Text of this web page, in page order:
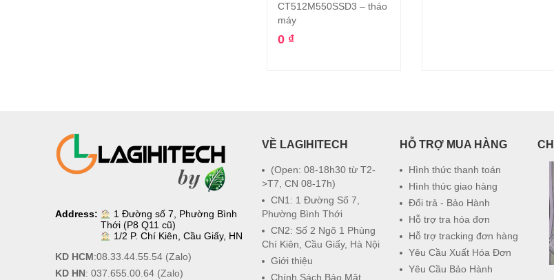
CT512M550SSD3 – tháo
máy
0 ₫
Address:
1 Đường số 7, Phường Bình
Thới (P8 Q11 cũ)
1/2 P. Chí Kiên, Cầu Giấy, HN
KD HCM:08.33.44.55.54(Zalo)
KD HN: 037.655.00.64(Zalo)
VỀ LAGIHITECH
(Open: 08-18h30 từ T2-
>T7, CN 08-17h)
CN1: 1 Đường Số 7,
Phường Bình Thới
CN2: Số 2 Ngõ 1 Phùng
Chí Kiên, Cầu Giấy, Hà Nội
Giới thiệu
Chính Sách Bảo Mật
HỖ TRỢ MUA HÀNG
Hình thức thanh toán
Hình thức giao hàng
Đổi trả - Bảo Hành
Hỗ trợ tra hóa đơn
Hỗ trợ tracking đơn hàng
Yêu Cầu Xuất Hóa Đơn
Yêu Cầu Bảo Hành